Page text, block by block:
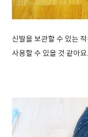
신발을 보관할 수 있는
사용할 수 있을 것 같아요.